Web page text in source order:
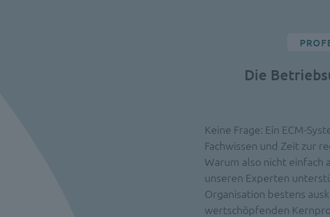
Die
Keine Frage: Ein ECM-
Fachwissen und Zeit zur
Warum also nicht einfach
unseren Experten
Organisation bestens
wertschöpfenden